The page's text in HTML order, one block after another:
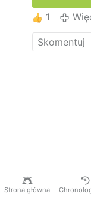
Strona główna
"szczęśliwy".
1